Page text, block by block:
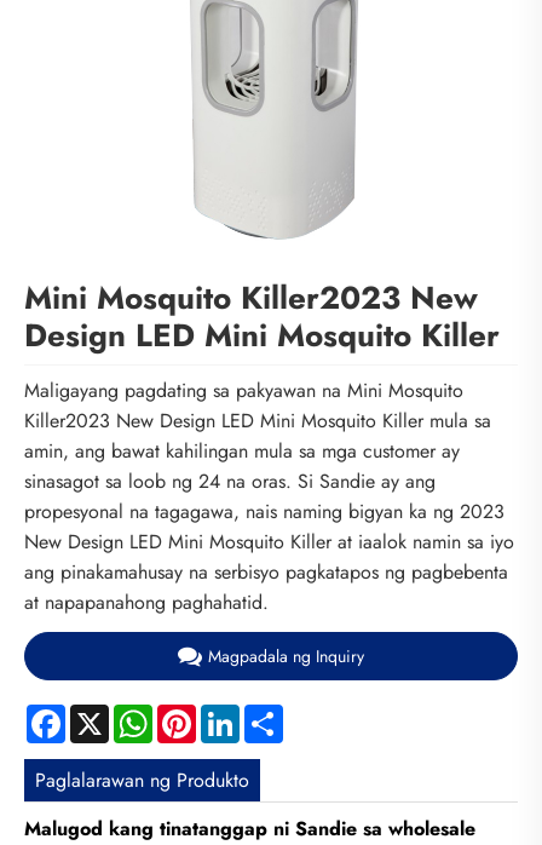
Mini Mosquito Killer2023 New
Design LED Mini Mosquito Killer
Maligayang pagdating sa pakyawan na Mini Mosquito
Killer2023 New Design LED Mini Mosquito Killer mula sa
amin, ang bawat kahilingan mula sa mga customer ay
sinasagot sa loob ng 24 na oras. Si Sandie ay ang
propesyonal na tagagawa, nais naming bigyan ka ng 2023
New Design LED Mini Mosquito Killer at iaalok namin sa iyo
ang pinakamahusay na serbisyo pagkatapos ng pagbebenta
at napapanahong paghahatid.
Magpadala ng Inquiry
Facebook
X WhatsApp
PinterestLinkedIn
Paglalarawan ng Produkto
Malugod kang tinatanggap ni Sandie sa wholesale